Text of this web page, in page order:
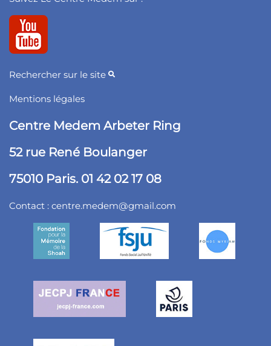
Rechercher sur le site
Mentions légales
Centre Medem Arbeter Ring
52 rue René Boulanger
75010 Paris. 01 42 02 17 08
Contact : centre.medem@gmail.com